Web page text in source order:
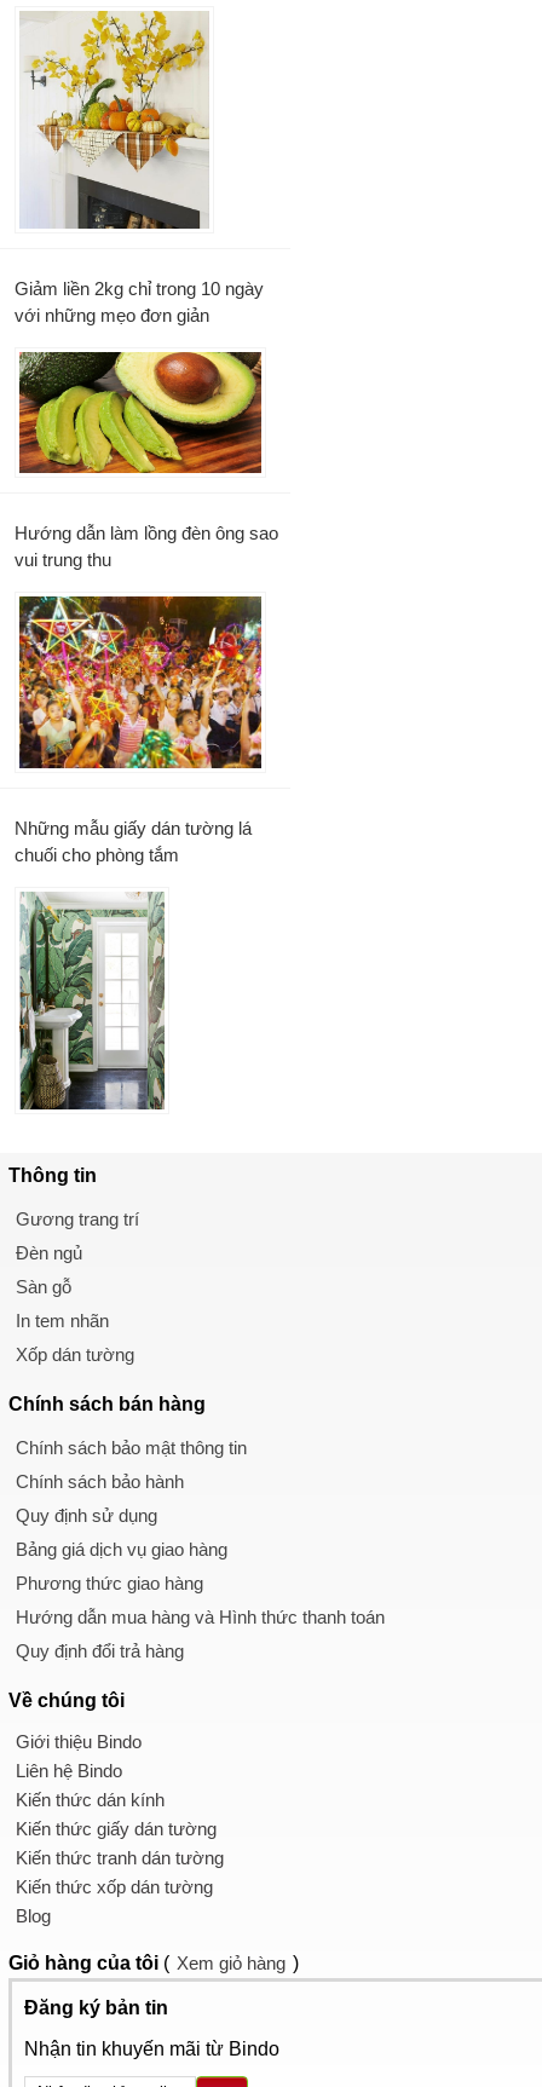
Giảm liền 2kg chỉ trong 10 ngày
với những mẹo đơn giản
Hướng dẫn làm lồng đèn ông sao
vui trung thu
Những mẫu giấy dán tường lá
chuối cho phòng tắm
Thông tin
Gương trang trí
Đèn ngủ
Sàn gỗ
In tem nhãn
Xốp dán tường
Chính sách bán hàng
Chính sách bảo mật thông tin
Chính sách bảo hành
Quy định sử dụng
Bảng giá dịch vụ giao hàng
Phương thức giao hàng
Hướng dẫn mua hàng và Hình thức thanh toán
Quy định đổi trả hàng
Về chúng tôi
Giới thiệu Bindo
Liên hệ Bindo
Kiến thức dán kính
Kiến thức giấy dán tường
Kiến thức tranh dán tường
Kiến thức xốp dán tường
Blog
Giỏ hàng của tôi ( Xem giỏ hàng )
Đăng ký bản tin
Nhận tin khuyến mãi từ Bindo